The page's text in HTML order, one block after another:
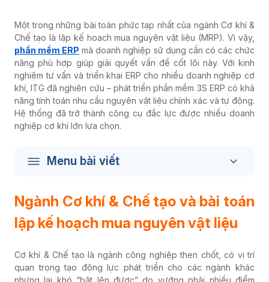
Một trong những bài toán phức tạp nhất của ngành Cơ khí &
Chế tạo là lập kế hoạch mua nguyên vật liệu (MRP). Vì vậy,
phần mềm ERP mà doanh nghiệp sử dụng cần có các chức
năng phù hợp giúp giải quyết vấn đề cốt lõi này. Với kinh
nghiệm tư vấn và triển khai ERP cho nhiều doanh nghiệp cơ
khí, ITG đã nghiên cứu – phát triển phần mềm 3S ERP có khả
năng tính toán nhu cầu nguyên vật liệu chính xác và tự động.
Hệ thống đã trở thành công cụ đắc lực được nhiều doanh
nghiệp cơ khí lớn lựa chọn.
Menu bài viết
Ngành Cơ khí & Chế tạo và bài toán
lập kế hoạch mua nguyên vật liệu
Cơ khí & Chế tạo là ngành công nghiệp then chốt, có vị trí
quan trọng tạo động lực phát triển cho các ngành khác
nhưng lại khó “bật lên được” do vướng phải nhiều điểm